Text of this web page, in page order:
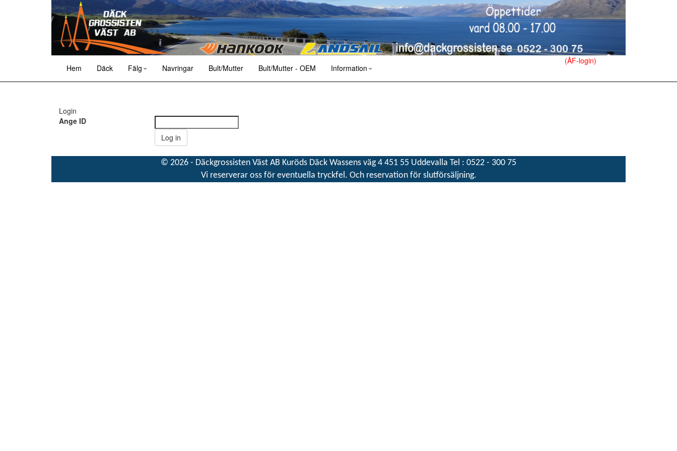
Hem Däck Fälg Navringar Bult/Mutter Bult/Mutter - OEM Information
(ÅF-login)
Login
Ange ID
© 2026 - Däckgrossisten Väst AB Kuröds Däck Wassens väg 4 451 55 Uddevalla Tel : 0522 - 300 75
Vi reserverar oss för eventuella tryckfel. Och reservation för slutförsäljning.